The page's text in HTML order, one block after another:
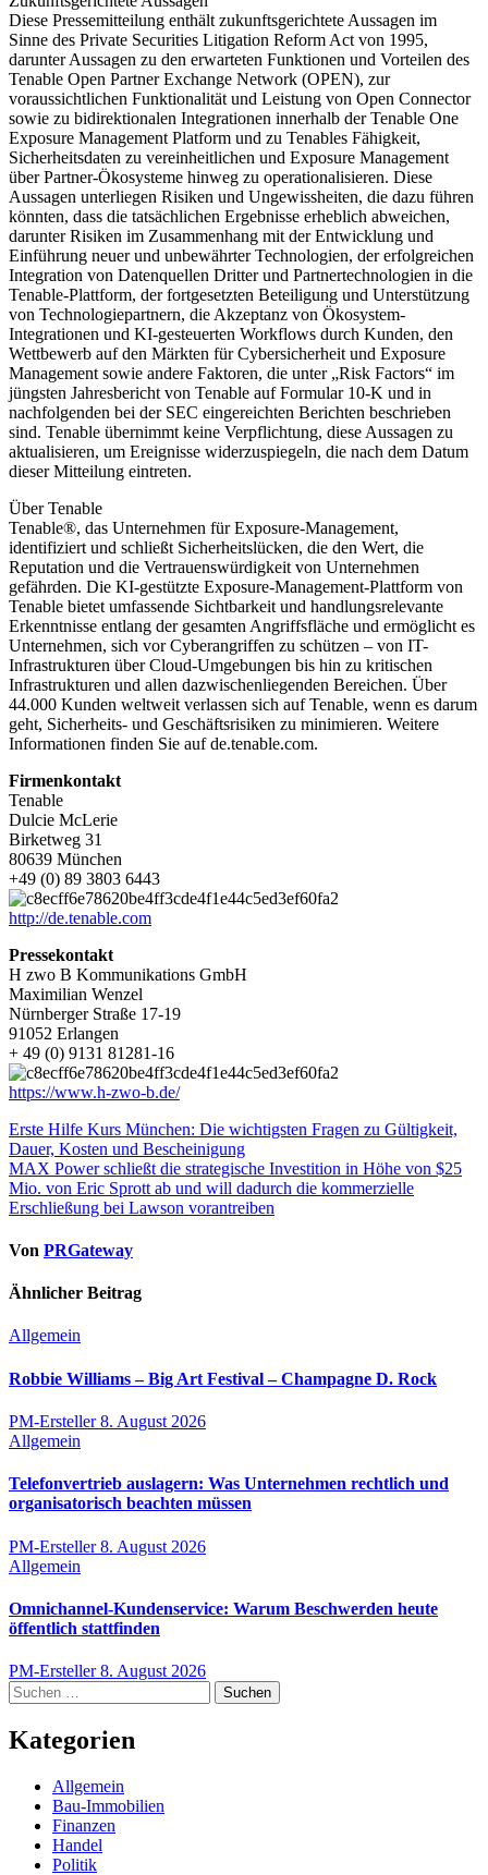
Diese Pressemitteilung enthält zukunftsgerichtete Aussagen im
Sinne des Private Securities Litigation Reform Act von 1995,
darunter Aussagen zu den erwarteten Funktionen und Vorteilen des
Tenable Open Partner Exchange Network (OPEN), zur
voraussichtlichen Funktionalität und Leistung von Open Connector
sowie zu bidirektionalen Integrationen innerhalb der Tenable One
Exposure Management Platform und zu Tenables Fähigkeit,
Sicherheitsdaten zu vereinheitlichen und Exposure Management
über Partner-Ökosysteme hinweg zu operationalisieren. Diese
Aussagen unterliegen Risiken und Ungewissheiten, die dazu führen
könnten, dass die tatsächlichen Ergebnisse erheblich abweichen,
darunter Risiken im Zusammenhang mit der Entwicklung und
Einführung neuer und unbewährter Technologien, der erfolgreichen
Integration von Datenquellen Dritter und Partnertechnologien in die
Tenable-Plattform, der fortgesetzten Beteiligung und Unterstützung
von Technologiepartnern, die Akzeptanz von Ökosystem-
Integrationen und KI-gesteuerten Workflows durch Kunden, den
Wettbewerb auf den Märkten für Cybersicherheit und Exposure
Management sowie andere Faktoren, die unter „Risk Factors“ im
jüngsten Jahresbericht von Tenable auf Formular 10-K und in
nachfolgenden bei der SEC eingereichten Berichten beschrieben
sind. Tenable übernimmt keine Verpflichtung, diese Aussagen zu
aktualisieren, um Ereignisse widerzuspiegeln, die nach dem Datum
dieser Mitteilung eintreten.
Über Tenable
Tenable®, das Unternehmen für Exposure-Management,
identifiziert und schließt Sicherheitslücken, die den Wert, die
Reputation und die Vertrauenswürdigkeit von Unternehmen
gefährden. Die KI-gestützte Exposure-Management-Plattform von
Tenable bietet umfassende Sichtbarkeit und handlungsrelevante
Erkenntnisse entlang der gesamten Angriffsfläche und ermöglicht es
Unternehmen, sich vor Cyberangriffen zu schützen – von IT-
Infrastrukturen über Cloud-Umgebungen bis hin zu kritischen
Infrastrukturen und allen dazwischenliegenden Bereichen. Über
44.000 Kunden weltweit verlassen sich auf Tenable, wenn es darum
geht, Sicherheits- und Geschäftsrisiken zu minimieren. Weitere
Informationen finden Sie auf de.tenable.com.
Firmenkontakt
Tenable
Dulcie McLerie
Birketweg 31
80639 München
+49 (0) 89 3803 6443
http://de.tenable.com
Pressekontakt
H zwo B Kommunikations GmbH
Maximilian Wenzel
Nürnberger Straße 17-19
91052 Erlangen
+ 49 (0) 9131 81281-16
https://www.h-zwo-b.de/
Beitragsnavigation
Erste Hilfe Kurs München: Die wichtigsten Fragen zu Gültigkeit,
Dauer, Kosten und Bescheinigung
MAX Power schließt die strategische Investition in Höhe von $25
Mio. von Eric Sprott ab und will dadurch die kommerzielle
Erschließung bei Lawson vorantreiben
Von PRGateway
Ähnlicher Beitrag
Allgemein
Robbie Williams – Big Art Festival – Champagne D. Rock
PM-Ersteller8. August 2026
Allgemein
Telefonvertrieb auslagern: Was Unternehmen rechtlich und
organisatorisch beachten müssen
PM-Ersteller8. August 2026
Allgemein
Omnichannel-Kundenservice: Warum Beschwerden heute
öffentlich stattfinden
PM-Ersteller8. August 2026
Suchen
nach:
Kategorien
Allgemein
Bau-Immobilien
Finanzen
Handel
Politik